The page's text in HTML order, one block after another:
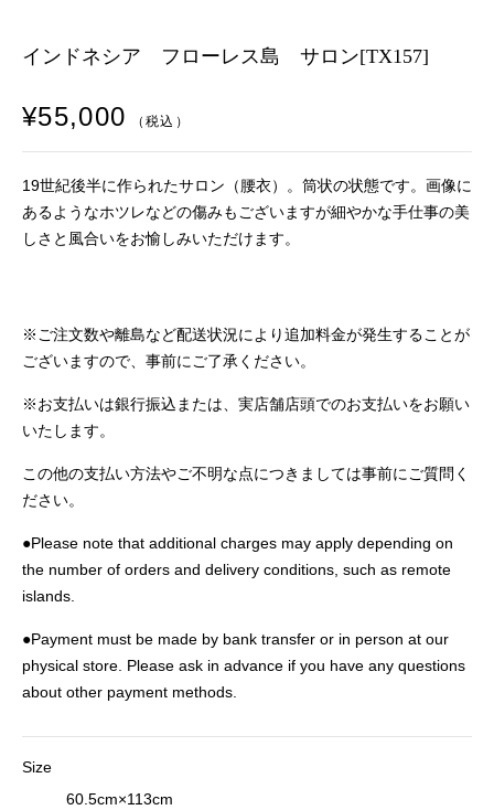
インドネシア フローレス島 サロン[TX157]
¥55,000 （税込）
19世紀後半に作られたサロン（腰衣）。筒状の状態です。画像に
あるようなホツレなどの傷みもございますが細やかな手仕事の美
しさと風合いをお愉しみいただけます。
※ご注文数や離島など配送状況により追加料金が発生することが
ございますので、事前にご了承ください。
※お支払いは銀行振込または、実店舗店頭でのお支払いをお願い
いたします。
この他の支払い方法やご不明な点につきましては事前にご質問く
ださい。
●Please note that additional charges may apply depending on
the number of orders and delivery conditions, such as remote
islands.
●Payment must be made by bank transfer or in person at our
physical store. Please ask in advance if you have any questions
about other payment methods.
Size
60.5cm×113cm